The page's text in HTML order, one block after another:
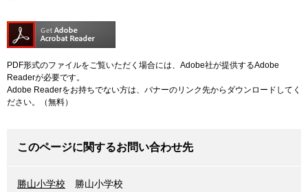
PDF形式のファイルをご覧いただく場合には、Adobe社が提供するAdobe
Readerが必要です。
Adobe Readerをお持ちでない方は、バナーのリンク先からダウンロードしてく
ださい。（無料）
このページに関するお問い合わせ先
勝山小学校
勝山小学校